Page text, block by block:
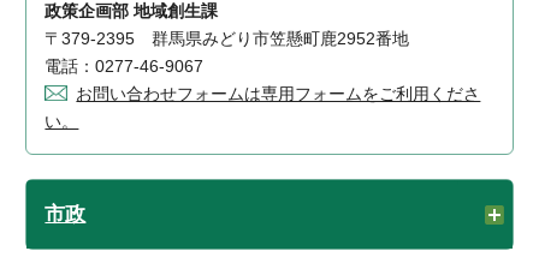
政策企画部 地域創生課
〒379-2395 群馬県みどり市笠懸町鹿2952番地
電話：0277-46-9067
お問い合わせフォームは専用フォームをご利用くださ
い。
市政